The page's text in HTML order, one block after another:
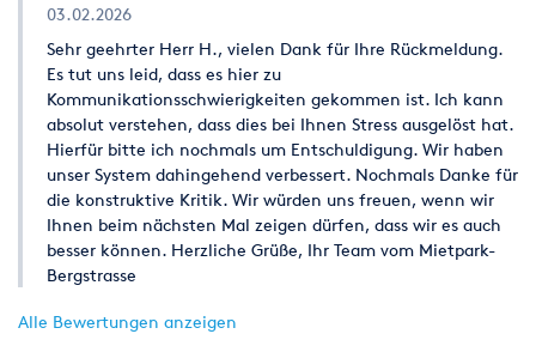
03.02.2026
Sehr geehrter Herr H., vielen Dank für Ihre Rückmeldung.
Es tut uns leid, dass es hier zu
Kommunikationsschwierigkeiten gekommen ist. Ich kann
absolut verstehen, dass dies bei Ihnen Stress ausgelöst hat.
Hierfür bitte ich nochmals um Entschuldigung. Wir haben
unser System dahingehend verbessert. Nochmals Danke für
die konstruktive Kritik. Wir würden uns freuen, wenn wir
Ihnen beim nächsten Mal zeigen dürfen, dass wir es auch
besser können. Herzliche Grüße, Ihr Team vom Mietpark-
Bergstrasse
Alle Bewertungen anzeigen